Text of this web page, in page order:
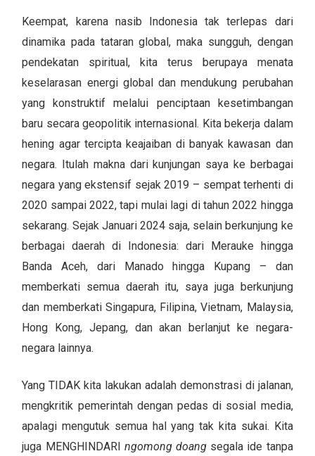
Keempat, karena nasib Indonesia tak terlepas dari
dinamika pada tataran global, maka sungguh, dengan
pendekatan spiritual, kita terus berupaya menata
keselarasan energi global dan mendukung perubahan
yang konstruktif melalui penciptaan kesetimbangan
baru secara geopolitik internasional. Kita bekerja dalam
hening agar tercipta keajaiban di banyak kawasan dan
negara. Itulah makna dari kunjungan saya ke berbagai
negara yang ekstensif sejak 2019 – sempat terhenti di
2020 sampai 2022, tapi mulai lagi di tahun 2022 hingga
sekarang. Sejak Januari 2024 saja, selain berkunjung ke
berbagai daerah di Indonesia: dari Merauke hingga
Banda Aceh, dari Manado hingga Kupang – dan
memberkati semua daerah itu, saya juga berkunjung
dan memberkati Singapura, Filipina, Vietnam, Malaysia,
Hong Kong, Jepang, dan akan berlanjut ke negara-
negara lainnya.
Yang TIDAK kita lakukan adalah demonstrasi di jalanan,
mengkritik pemerintah dengan pedas di sosial media,
apalagi mengutuk semua hal yang tak kita sukai. Kita
juga MENGHINDARI ngomong doang segala ide tanpa